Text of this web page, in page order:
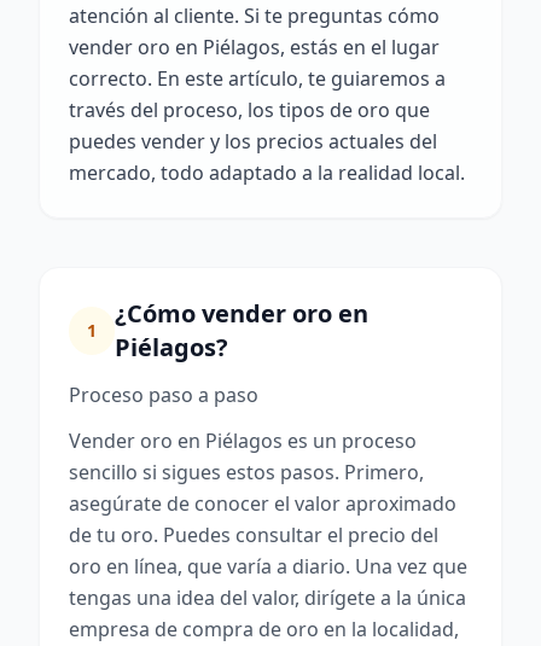
atención al cliente. Si te preguntas cómo
vender oro en Piélagos, estás en el lugar
correcto. En este artículo, te guiaremos a
través del proceso, los tipos de oro que
puedes vender y los precios actuales del
mercado, todo adaptado a la realidad local.
1
¿Cómo vender oro en
Piélagos?
Proceso paso a paso
Vender oro en Piélagos es un proceso
sencillo si sigues estos pasos. Primero,
asegúrate de conocer el valor aproximado
de tu oro. Puedes consultar el precio del
oro en línea, que varía a diario. Una vez que
tengas una idea del valor, dirígete a la única
empresa de compra de oro en la localidad,